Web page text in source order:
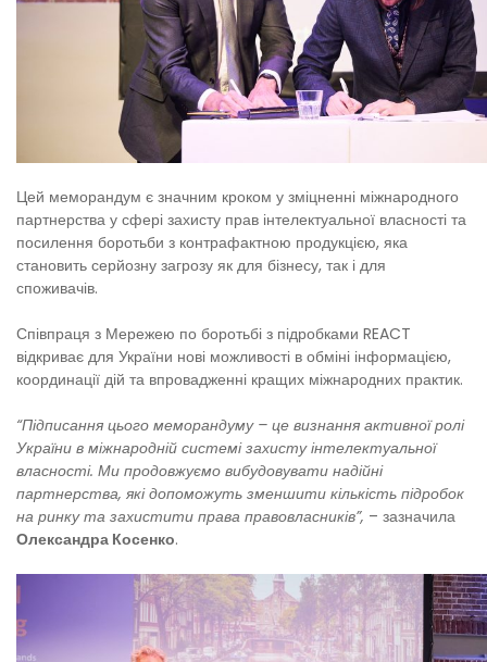
Цей меморандум є значним кроком у зміцненні міжнародного
партнерства у сфері захисту прав інтелектуальної власності та
посилення боротьби з контрафактною продукцією, яка
становить серйозну загрозу як для бізнесу, так і для
споживачів.
Співпраця з Мережею по боротьбі з підробками REACT
відкриває для України нові можливості в обміні інформацією,
координації дій та впровадженні кращих міжнародних практик.
“Підписання цього меморандуму – це визнання активної ролі
України в міжнародній системі захисту інтелектуальної
власності. Ми продовжуємо вибудовувати надійні
партнерства, які допоможуть зменшити кількість підробок
на ринку та захистити права правовласників”, – зазначила
Олександра Косенко.